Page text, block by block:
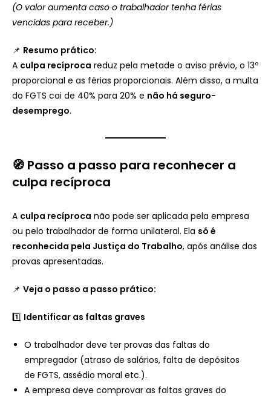
(O valor aumenta caso o trabalhador tenha férias
vencidas para receber.)
📌 Resumo prático:
A culpa recíproca reduz pela metade o aviso prévio, o 13º
proporcional e as férias proporcionais. Além disso, a multa
do FGTS cai de 40% para 20% e não há seguro-
desemprego.
🧭 Passo a passo para reconhecer a
culpa recíproca
A culpa recíproca não pode ser aplicada pela empresa
ou pelo trabalhador de forma unilateral. Ela só é
reconhecida pela Justiça do Trabalho, após análise das
provas apresentadas.
📌 Veja o passo a passo prático:
1️⃣ Identificar as faltas graves
O trabalhador deve ter provas das faltas do
empregador (atraso de salários, falta de depósitos
de FGTS, assédio moral etc.).
A empresa deve comprovar as faltas graves do